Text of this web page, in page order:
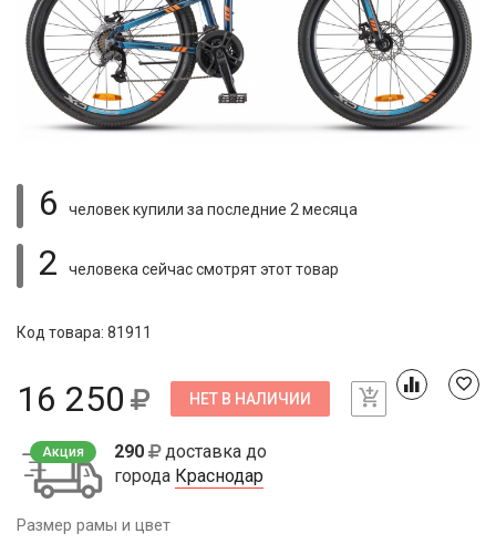
6 человек купили за последние 2 месяца
2 человека сейчас смотрятэтот товар
Код товара: 81911
16 250 НЕТ В НАЛИЧИИ
Акция 290
доставка до
города Краснодар
Размер рамы и цвет